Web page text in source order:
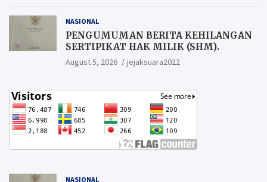
NASIONAL
PENGUMUMAN BERITA KEHILANGAN
SERTIPIKAT HAK MILIK (SHM).
August 5, 2026 jejaksuara2022
NASIONAL